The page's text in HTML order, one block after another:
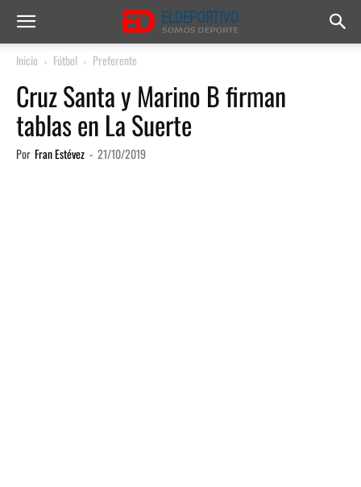
Inicio Fútbol Preferente
Cruz Santa y Marino B firman
tablas en La Suerte
Por Fran Estévez - 21/10/2019